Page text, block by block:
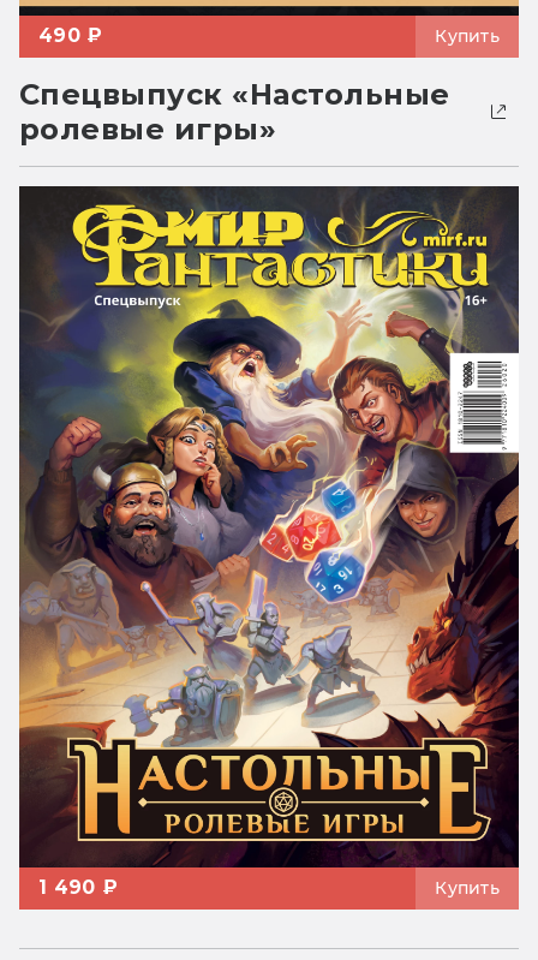
490 ₽ Купить
Спецвыпуск «Настольные
ролевые игры»
1 490 ₽ Купить